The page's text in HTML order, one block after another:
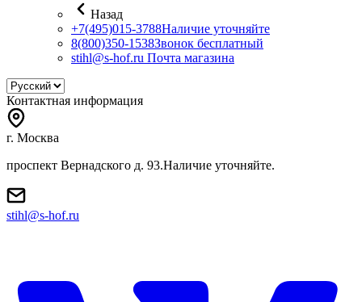
Назад
+7(495)015-3788Наличие уточняйте
8(800)350-1538Звонок бесплатный
stihl@s-hof.ru Почта магазина
Контактная информация
г. Москва
проспект Вернадского д. 93.Наличие уточняйте.
stihl@s-hof.ru